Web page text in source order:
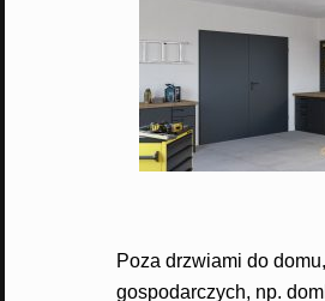
Poza drzwiami do
gospodarczych, np.